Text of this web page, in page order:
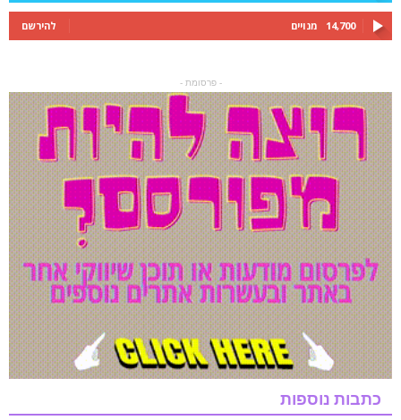
14,700 מנויים להירשם
- פרסומת -
כתבות נוספות